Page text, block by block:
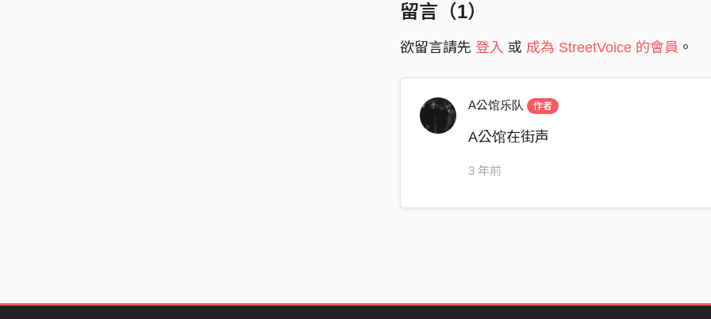
留言（1）
欲留言請先 登入 或 成為 StreetVoice 的會員 。
A公馆乐队 作者
A公馆在街声
3 年前